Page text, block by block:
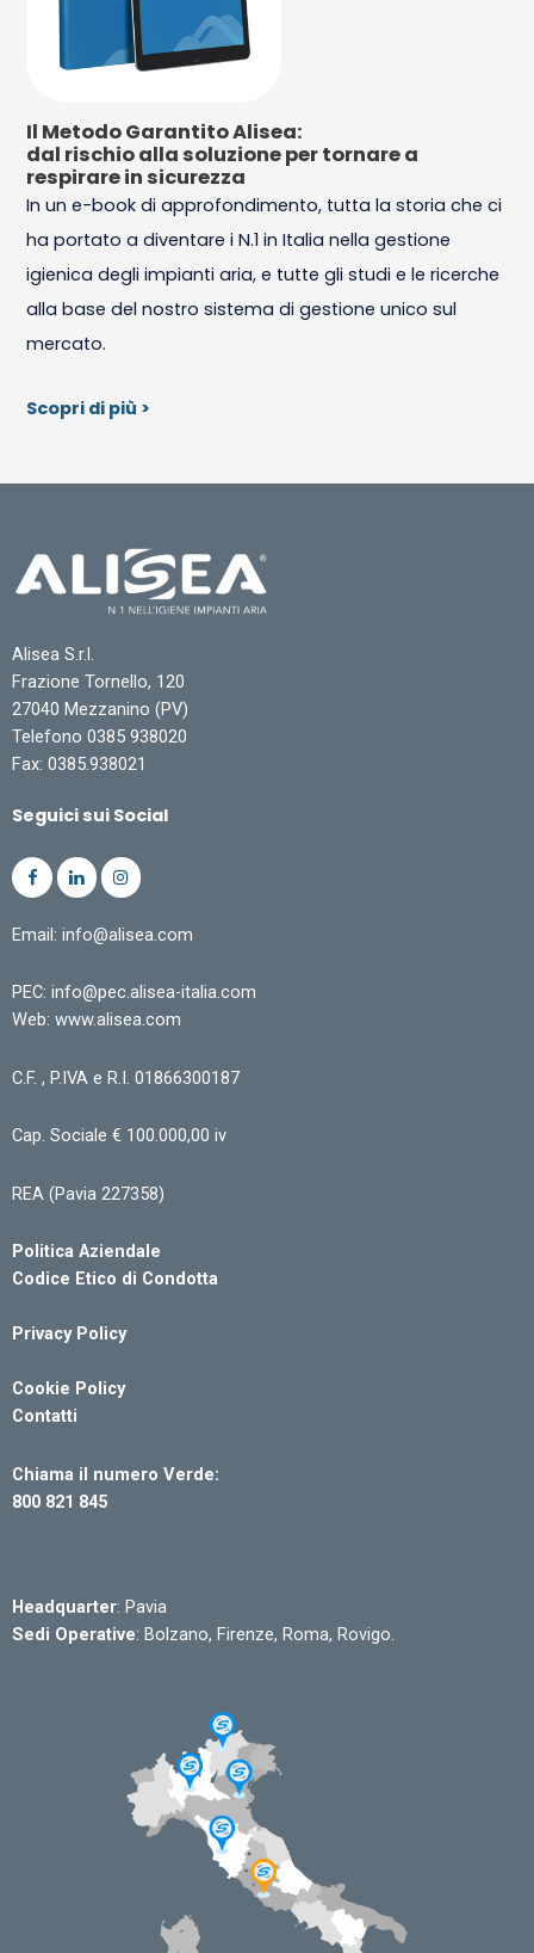
Il Metodo Garantito Alisea:
dal rischio alla soluzione per tornare a
respirare in sicurezza
In un e-book di approfondimento, tutta la storia che ci
ha portato a diventare i N.1 in Italia nella gestione
igienica degli impianti aria, e tutte gli studi e le ricerche
alla base del nostro sistema di gestione unico sul
mercato.
Scopri di più >
Alisea S.r.l.
Frazione Tornello, 120
27040 Mezzanino (PV)
Telefono 0385 938020
Fax: 0385.938021
Seguici sui Social
Email: info@alisea.com
PEC: info@pec.alisea-italia.com
Web: www.alisea.com
C.F. , P.IVA e R.I. 01866300187
Cap. Sociale € 100.000,00 iv
REA (Pavia 227358)
Politica Aziendale
Codice Etico di Condotta
Privacy Policy
Cookie Policy
Contatti
Chiama il numero Verde:
800 821 845
Headquarter: Pavia
Sedi Operative: Bolzano, Firenze, Roma, Rovigo.